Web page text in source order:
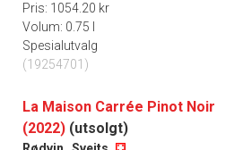
Pris: 1054.20 kr
Volum: 0.75 l
Spesialutvalg
(19254701)
La Maison Carrée Pinot Noir
(2022) (utsolgt)